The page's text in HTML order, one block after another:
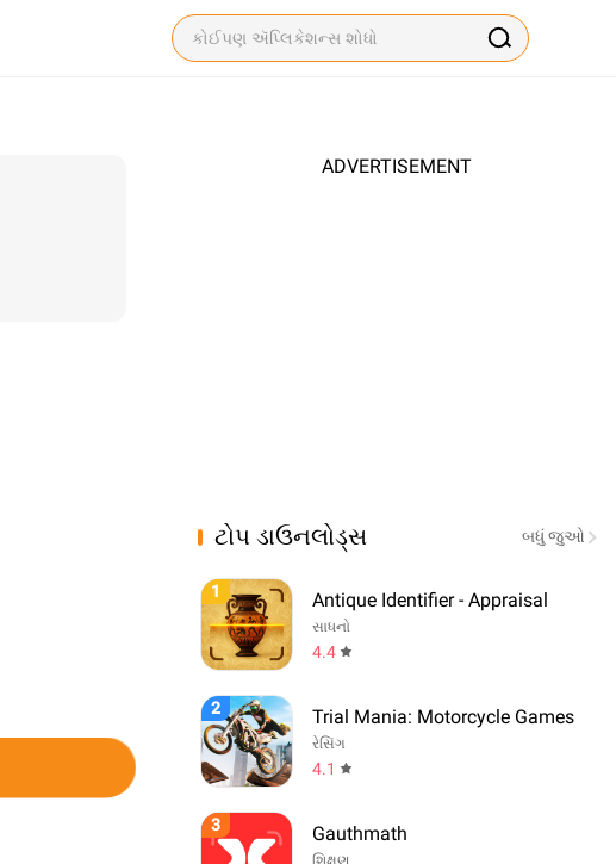
ADVERTISEMENT
ટોપ ડાઉનલોડ્સ બધું જુઓ
1 Antique Identifier - Appraisal
સાધનો
4.4
2 Trial Mania: Motorcycle Games
રેસિંગ
4.1
3 Gauthmath
શિક્ષણ